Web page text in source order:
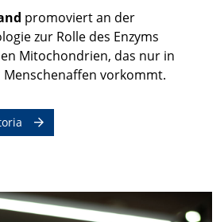
promoviert an der
zur Rolle des Enzyms
Mitochondrien, das nur in
Menschenaffen vorkommt.